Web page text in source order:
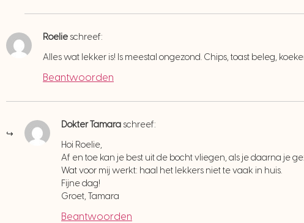
Roelie schreef:
Alles wat lekker is! Is meestal ongezond. Chips, toast beleg,
Beantwoorden
Dokter Tamara schreef:
Hoi Roelie,
Af en toe kan je best uit de bocht vliegen, als je daarna je
Wat voor mij werkt: haal het lekkers niet te vaak in huis.
Fijne dag!
Groet, Tamara
Beantwoorden